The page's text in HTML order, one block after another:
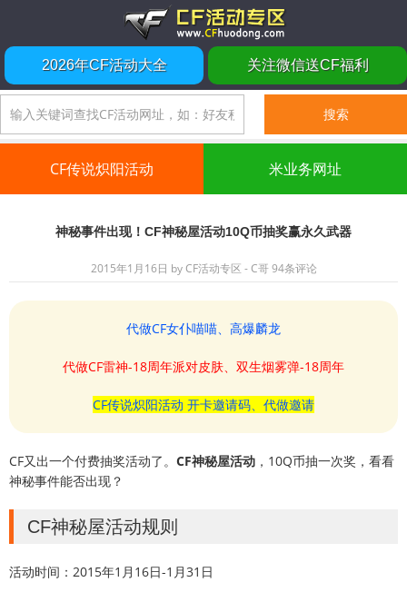
2026年CF活动大全 关注微信送CF福利
CF传说炽阳活动 米业务网址
神秘事件出现！CF神秘屋活动10Q币抽奖赢永久武器
2015年1月16日 byCF活动专区 - C哥 94条评论
代做CF女仆喵喵、高爆麟龙
代做CF雷神-18周年派对皮肤、双生烟雾弹-18周年
CF传说炽阳活动 开卡邀请码、代做邀请
CF又出一个付费抽奖活动了。 CF神秘屋活动 ，10Q币抽一次奖，看看
神秘事件能否出现？
CF神秘屋活动规则
活动时间：2015年1月16日-1月31日